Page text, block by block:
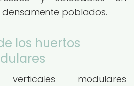
poblados.
los huertos
modulares